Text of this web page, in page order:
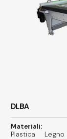
DLBA
Materiali:
Plastica Legno